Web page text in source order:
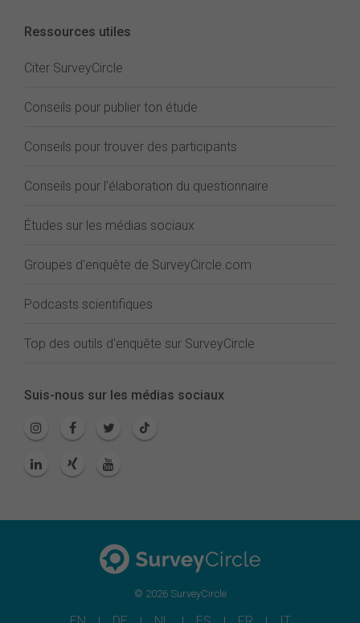
Ressources utiles
Citer SurveyCircle
Conseils pour publier ton étude
Conseils pour trouver des participants
Conseils pour l'élaboration du questionnaire
Études sur les médias sociaux
Groupes d'enquête de SurveyCircle.com
Podcasts scientifiques
Top des outils d'enquête sur SurveyCircle
Suis-nous sur les médias sociaux
© 2026 SurveyCircle